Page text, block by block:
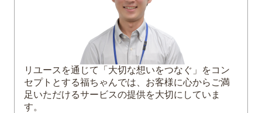
人気とデザイン（歴史的背景）
種類別｜価値ある有名アンティークコイ
ン・金貨一覧
市場で人気のあるアンティークコイン
ウナとライオン金貨
セントゴーデンス金貨（ダブルイー
リユースを通じて「大切な想いをつなぐ」をコン
セプトとする福ちゃんでは、お客様に心からご満
足いただけるサービスの提供を大切にしていま
す。